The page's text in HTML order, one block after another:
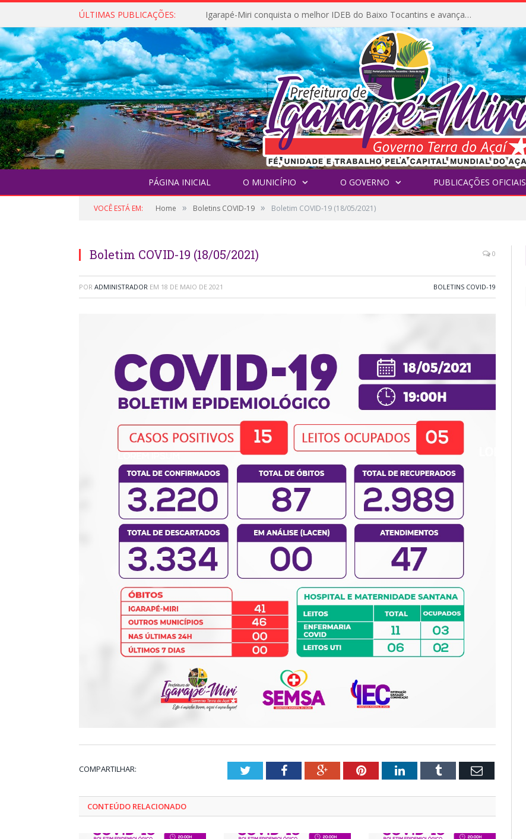
ÚLTIMAS PUBLICAÇÕES: Igarapé-Miri conquista o melhor IDEB do Baixo Tocantins e avança na qualidade da educação pública
PÁGINA INICIAL O MUNICÍPIO O GOVERNO PUBLICAÇÕES OFICIAIS
VOCÊ ESTÁ EM: Home » Boletins COVID-19 » Boletim COVID-19 (18/05/2021)
Boletim COVID-19 (18/05/2021) 0
POR ADMINISTRADOR EM 18 DE MAIO DE 2021 BOLETINS COVID-19
COMPARTILHAR: TwitterFacebookGoogle+PinterestLinkedInTumblr Email
CONTEÚDO RELACIONADO